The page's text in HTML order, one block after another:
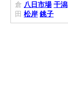
倉 八日市場 干潟
田 松岸 銚子